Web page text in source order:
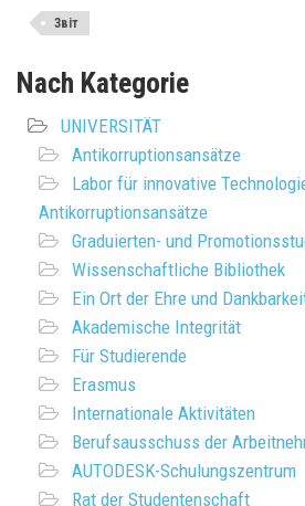
Звіт
Nach Kategorie
UNIVERSITÄT
Antikorruptionsansätze
Labor für innovative
Antikorruptionsansätze
Graduierten- und
Wissenschaftliche Bibliothek
Ein Ort der Ehre und
Akademische Integrität
Für Studierende
Erasmus
Internationale Aktivitäten
Berufsausschuss der
AUTODESK-Schulungszentrum
Rat der Studentenschaft